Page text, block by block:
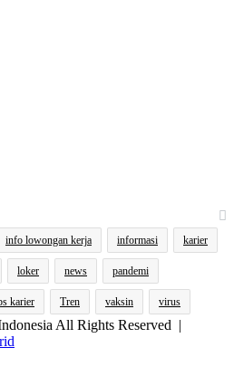
info lowongan kerja informasi karier
loker news pandemi
karier Tren vaksin virus
All Rights Reserved |